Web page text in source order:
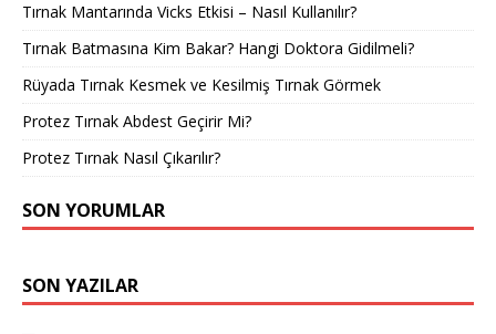
Tırnak Mantarında Vicks Etkisi – Nasıl Kullanılır?
Tırnak Batmasına Kim Bakar? Hangi Doktora Gidilmeli?
Rüyada Tırnak Kesmek ve Kesilmiş Tırnak Görmek
Protez Tırnak Abdest Geçirir Mi?
Protez Tırnak Nasıl Çıkarılır?
SON YORUMLAR
SON YAZILAR